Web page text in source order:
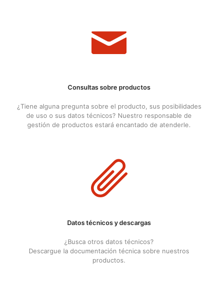
Consultas sobre productos
¿Tiene alguna pregunta sobre el producto, sus posibilidades
de uso o sus datos técnicos? Nuestro responsable de
gestión de productos estará encantado de atenderle.
Datos técnicos y descargas
¿Busca otros datos técnicos?
Descargue la documentación técnica sobre nuestros
productos.